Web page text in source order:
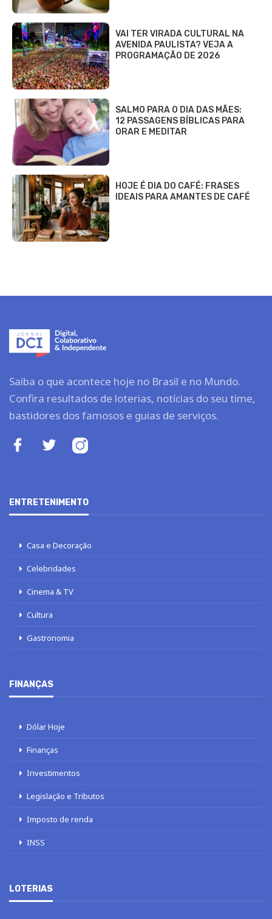
VAI TER VIRADA CULTURAL NA
AVENIDA PAULISTA? VEJA A
PROGRAMAÇÃO DE 2026
SALMO PARA O DIA DAS MÃES:
12 PASSAGENS BÍBLICAS PARA
ORAR E MEDITAR
HOJE É DIA DO CAFÉ: FRASES
IDEAIS PARA AMANTES DE CAFÉ
Saiba o que acontece hoje no Brasil e no Mundo.
Confira resultados de loterias, notícias do seu time,
bastidores dos famosos e guias de serviços.
ENTRETENIMENTO
Casa e Decoração
Celebridades
Cinema & TV
Cultura
Gastronomia
FINANÇAS
Dólar Hoje
Finanças
Investimentos
Legislação e Tributos
Imposto de renda
INSS
LOTERIAS